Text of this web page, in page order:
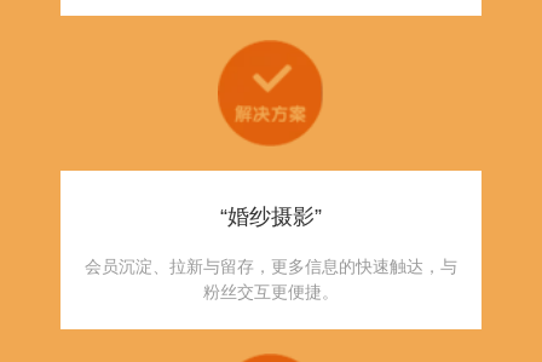
“婚纱摄影”
会员沉淀、拉新与留存，更多信息的快速触达，与
粉丝交互更便捷。